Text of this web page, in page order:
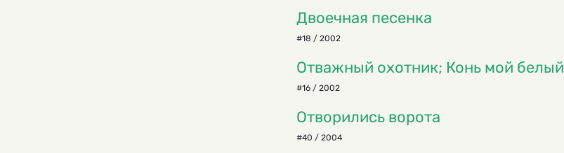
Двоечная песенка
#18 / 2002
Отважный охотник; Конь мой белый
#16 / 2002
Отворились ворота
#40 / 2004